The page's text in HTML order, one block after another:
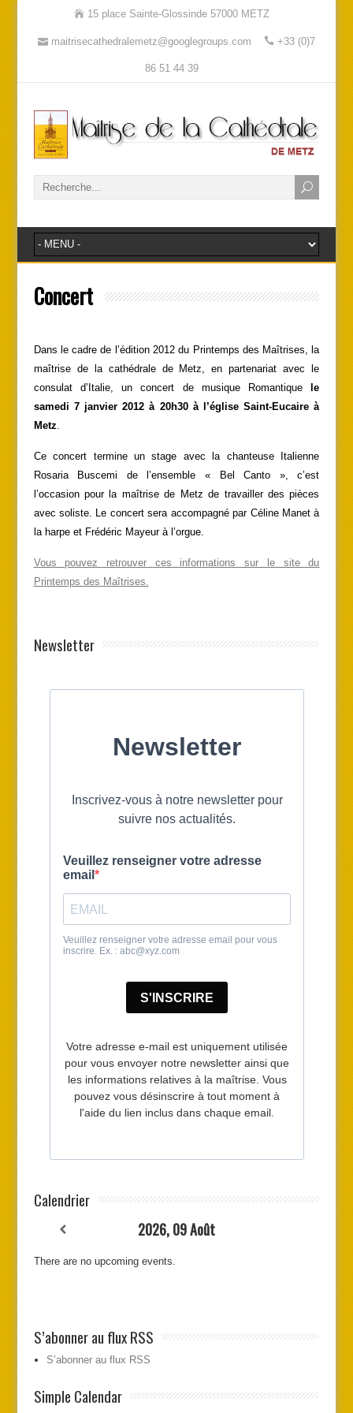
15 place Sainte-Glossinde 57000 METZ
maitrisecathedralemetz@googlegroups.com +33 (0)7
86 51 44 39
Concert
Dans le cadre de l’édition 2012 du Printemps des Maîtrises, la
maîtrise de la cathédrale de Metz, en partenariat avec le
consulat d’Italie, un concert de musique Romantiquele
samedi 7 janvier 2012 à 20h30 à l’église Saint-Eucaire à
Metz
Ce concert termine un stage avec la chanteuse Italienne
Rosaria Buscemi de l’ensemble « Bel Canto », c’est
l’occasion pour la maîtrise de Metz de travailler des pièces
avec soliste. Le concert sera accompagné par Céline Manet à
la harpe et Frédéric Mayeur à l’orgue.
Vous pouvez retrouver ces informations sur le site du
Printemps des Maîtrises.
Newsletter
Calendrier
2026, 09 Août
There are no upcoming events.
S’abonner au flux RSS
S’abonner au flux RSS
Simple Calendar